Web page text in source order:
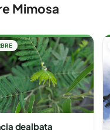
Mimosa
dealbata